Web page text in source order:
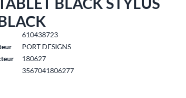
610438723
PORT DESIGNS
180627
3567041806277